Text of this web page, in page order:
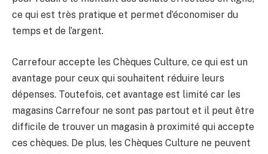
ce qui est très pratique et permet d’économiser du
temps et de l’argent.
Carrefour accepte les Chèques Culture, ce qui est un
avantage pour ceux qui souhaitent réduire leurs
dépenses. Toutefois, cet avantage est limité car les
magasins Carrefour ne sont pas partout et il peut être
difficile de trouver un magasin à proximité qui accepte
ces chèques. De plus, les Chèques Culture ne peuvent